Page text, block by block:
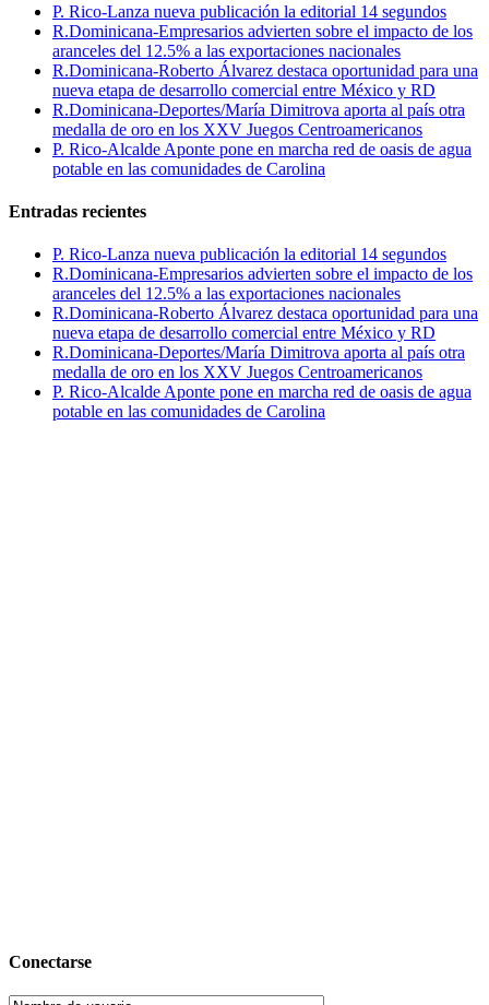
P. Rico-Lanza nueva publicación la editorial 14 segundos
R.Dominicana-Empresarios advierten sobre el impacto de los
aranceles del 12.5% a las exportaciones nacionales
R.Dominicana-Roberto Álvarez destaca oportunidad para una
nueva etapa de desarrollo comercial entre México y RD
R.Dominicana-Deportes/María Dimitrova aporta al país otra
medalla de oro en los XXV Juegos Centroamericanos
P. Rico-Alcalde Aponte pone en marcha red de oasis de agua
potable en las comunidades de Carolina
Entradas recientes
P. Rico-Lanza nueva publicación la editorial 14 segundos
R.Dominicana-Empresarios advierten sobre el impacto de los
aranceles del 12.5% a las exportaciones nacionales
R.Dominicana-Roberto Álvarez destaca oportunidad para una
nueva etapa de desarrollo comercial entre México y RD
R.Dominicana-Deportes/María Dimitrova aporta al país otra
medalla de oro en los XXV Juegos Centroamericanos
P. Rico-Alcalde Aponte pone en marcha red de oasis de agua
potable en las comunidades de Carolina
Conectarse